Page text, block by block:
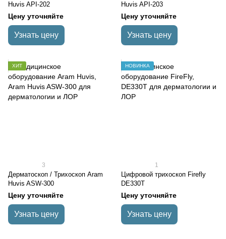
Huvis API-202
Цену уточняйте
Узнать цену
Huvis API-203
Цену уточняйте
Узнать цену
ХИТ
3
Дерматоскоп / Трихоскоп Aram
Huvis ASW-300
Цену уточняйте
Узнать цену
НОВИНКА
1
Цифровой трихоскоп Firefly
DE330T
Цену уточняйте
Узнать цену